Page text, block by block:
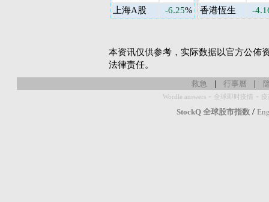
上海A股
-6.25%
香港恆生
-
本资讯仅供参考，实际数据以官方公佈
法律责任。
救急 | 行事曆 |
Wordle answers - 全球即时疫情 -
StockQ 全球股市指数 /